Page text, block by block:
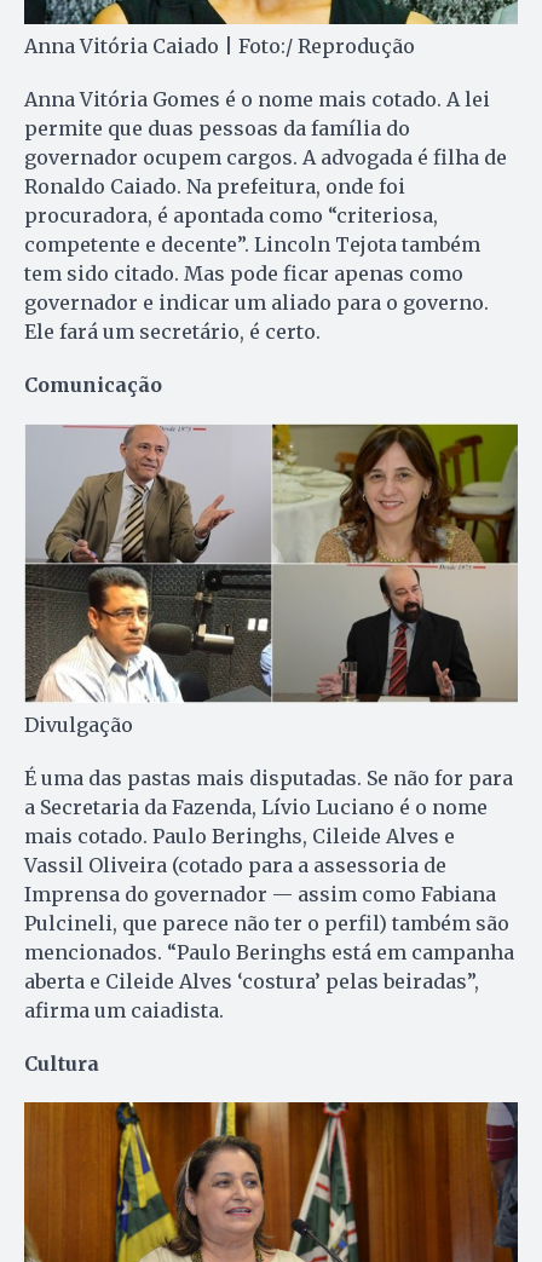
Anna Vitória Caiado | Foto:/ Reprodução
Anna Vitória Gomes é o nome mais cotado. A lei
permite que duas pessoas da família do
governador ocupem cargos. A advogada é filha de
Ronaldo Caiado. Na prefeitura, onde foi
procuradora, é apontada como “criteriosa,
competente e decente”. Lincoln Tejota também
tem sido citado. Mas pode ficar apenas como
governador e indicar um aliado para o governo.
Ele fará um secretário, é certo.
Comunicação
Divulgação
É uma das pastas mais disputadas. Se não for para
a Secretaria da Fazenda, Lívio Luciano é o nome
mais cotado. Paulo Beringhs, Cileide Alves e
Vassil Oliveira (cotado para a assessoria de
Imprensa do governador — assim como Fabiana
Pulcineli, que parece não ter o perfil) também são
mencionados. “Paulo Beringhs está em campanha
aberta e Cileide Alves ‘costura’ pelas beiradas”,
afirma um caiadista.
Cultura